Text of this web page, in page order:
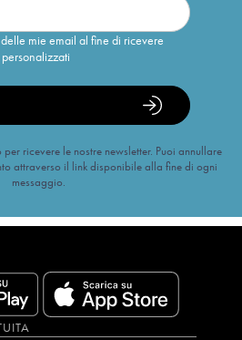
mie email al fine di ricevere
ricevere le nostre newsletter. Puoi annullare
attraverso il link disponibile alla fine di ogni
messaggio.